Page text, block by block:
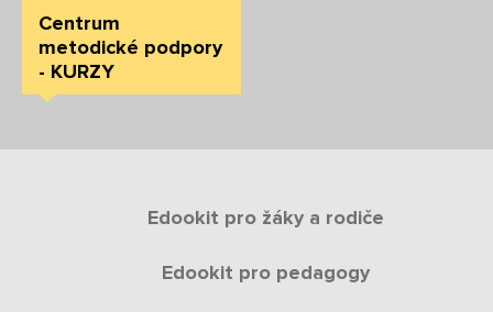
Centrum
metodické podpory
- KURZY
Edookit pro žáky a rodiče
Edookit pro pedagogy